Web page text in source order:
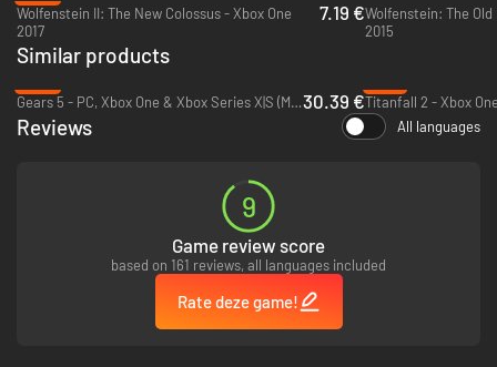
Wolfenstein II: The New Colossus - Xbox One
2017
7.19 €Wolfenstein: The Old
2015
Similar products
Gears 5 - PC, Xbox One & Xbox Series X|S (Microsoft Store)30.39 €Titanfall 2 - Xbox
Reviews All languages
9
Game review score
based on 161 reviews, all languages included
Rate deze game!